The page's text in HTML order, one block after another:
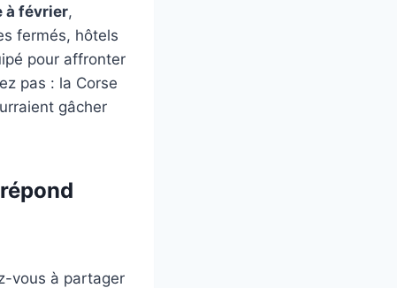
à février,
fermés, hôtels
pour affronter
pas : la Corse
gâcher
vous à partager